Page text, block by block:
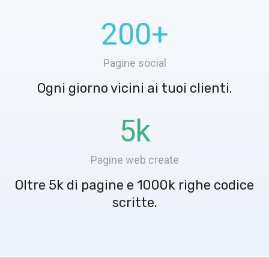
200+
Pagine social
Ogni giorno vicini ai tuoi clienti.
5k
Pagine web create
Oltre 5k di pagine e 1000k righe codice
scritte.